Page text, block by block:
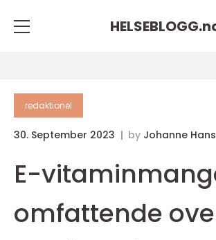
HELSEBLOGG.
redaktionel
30. September 2023 by Johanne
E-
omfattende